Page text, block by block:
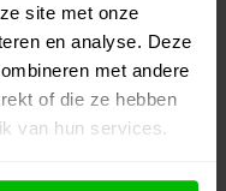
site met onze
en analyse. Deze
met andere
of die ze hebben
van hun services.